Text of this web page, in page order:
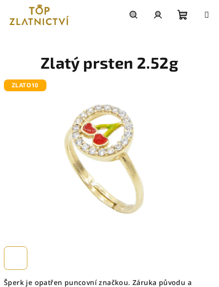
obsah
Šperk je opatřen puncovní značkou. Záruka původu a
Zlatý prsten 2.52g
ZLATO10